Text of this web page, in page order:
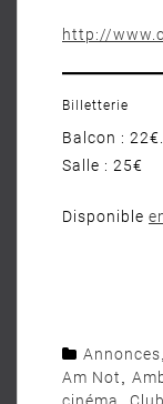
http://
Billetterie
Balcon : 22€.
Salle : 25€
Disponible
Annonces
Am Not